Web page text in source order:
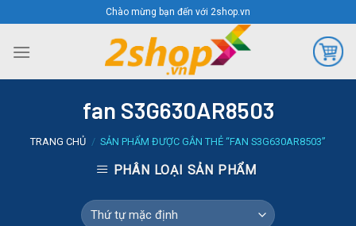
to
content
Chào mừng bạn đến với 2shop.vn
fan S3G630AR8503
TRANG CHỦ / SẢN PHẨM ĐƯỢC GẮN THẺ “FAN S3G630AR8503”
PHÂN LOẠI SẢN PHẨM